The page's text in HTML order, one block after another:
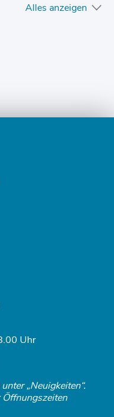
Alles anzeigen
Uhr
„Neuigkeiten“.
Öffnungszeiten